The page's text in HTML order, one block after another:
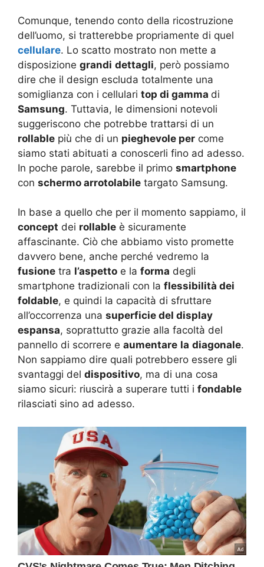
Comunque, tenendo conto della ricostruzione
dell’uomo, si tratterebbe propriamente di quel
cellulare. Lo scatto mostrato non mette a
disposizione grandi dettagli, però possiamo
dire che il design escluda totalmente una
somiglianza con i cellulari top di gamma di
Samsung. Tuttavia, le dimensioni notevoli
suggeriscono che potrebbe trattarsi di un
rollable più che di un pieghevole per come
siamo stati abituati a conoscerli fino ad adesso.
In poche parole, sarebbe il primo smartphone
con schermo arrotolabile targato Samsung.
In base a quello che per il momento sappiamo, il
concept dei rollable è sicuramente
affascinante. Ciò che abbiamo visto promette
davvero bene, anche perché vedremo la
fusione tra l’aspetto e la forma degli
smartphone tradizionali con la flessibilità dei
foldable, e quindi la capacità di sfruttare
all’occorrenza una superficie del display
espansa, soprattutto grazie alla facoltà del
pannello di scorrere e aumentare la diagonale.
Non sappiamo dire quali potrebbero essere gli
svantaggi del dispositivo, ma di una cosa
siamo sicuri: riuscirà a superare tutti i fondable
rilasciati sino ad adesso.